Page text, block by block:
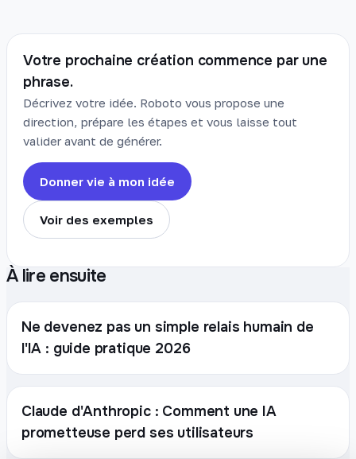
Votre prochaine création commence par une
phrase.
Décrivez votre idée. Roboto vous propose une
direction, prépare les étapes et vous laisse tout
valider avant de générer.
Donner vie à mon idée
Voir des exemples
À lire ensuite
Ne devenez pas un simple relais humain de
l'IA : guide pratique 2026
Claude d'Anthropic : Comment une IA
prometteuse perd ses utilisateurs